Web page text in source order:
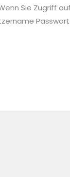
Sie Zugriff